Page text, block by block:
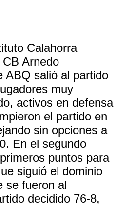
Calahorra
Arnedo
ABQ salió al partido
muy
activos en defensa
el partido en
sin opciones a
En el segundo
puntos para
siguió el dominio
se fueron al
decidido 76-8,